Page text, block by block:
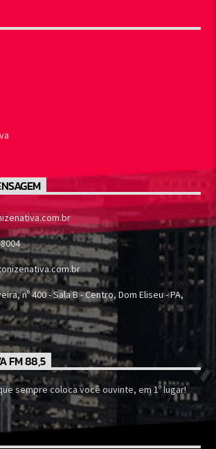
nº 400 - Sala B - Centro, Dom Eliseu - PA,
FM 88,5
sempre coloca você ouvinte, em 1º lugar!